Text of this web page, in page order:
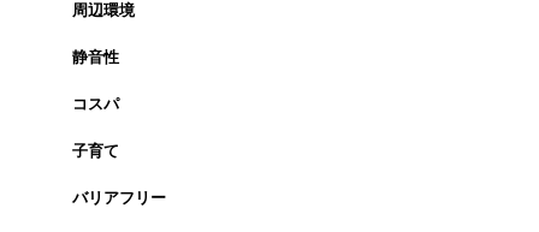
周辺環境
静音性
コスパ
子育て
バリアフリー